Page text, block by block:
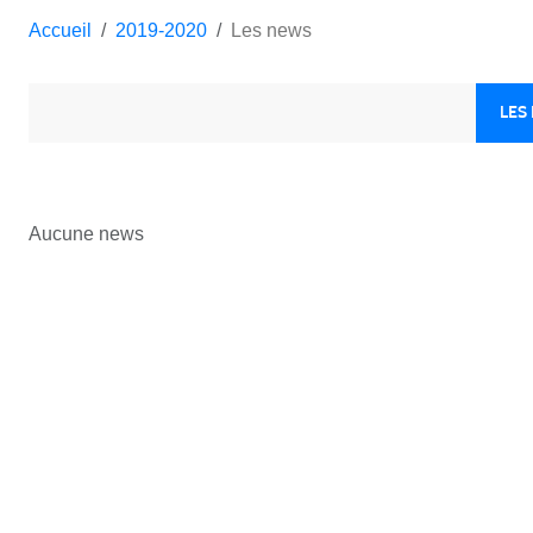
Accueil 2019-2020 Les news
LES
Aucune news